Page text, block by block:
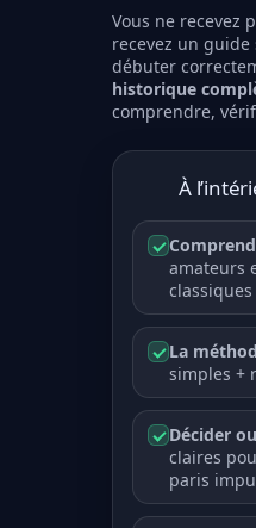
Vous ne recevez
recevez un
débuter
historique
comprendre,
À
amateurs
classiques
La
simples +
Décider
claires
paris